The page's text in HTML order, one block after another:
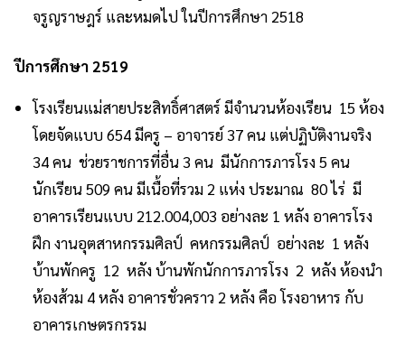
จรูญราษฎร์ และหมดไป ในปีการศึกษา 2518
ปีการศึกษา 2519
โรงเรียนแม่สายประสิทธิ์ศาสตร์ มีจำนวนห้องเรียน 15 ห้อง
โดยจัดแบบ 654 มีครู – อาจารย์ 37 คน แต่ปฏิบัติงานจริง
34 คน ช่วยราชการที่อื่น 3 คน มีนักการภารโรง 5 คน
นักเรียน 509 คน มีเนื้อที่รวม 2 แห่ง ประมาณ 80 ไร่ มี
อาคารเรียนแบบ 212.004,003 อย่างละ 1 หลัง อาคารโรง
ฝึก งานอุตสาหกรรมศิลป์ คหกรรมศิลป์ อย่างละ 1 หลัง
บ้านพักครู 12 หลัง บ้านพักนักการภารโรง 2 หลัง ห้องนำ
ห้องส้วม 4 หลัง อาคารชั่วคราว 2 หลัง คือ โรงอาหาร กับ
อาคารเกษตรกรรม